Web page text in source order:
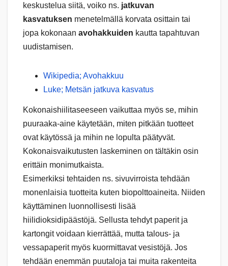
keskustelua siitä, voiko ns. jatkuvan
kasvatuksen menetelmällä korvata osittain tai
jopa kokonaan avohakkuiden kautta tapahtuvan
uudistamisen.
Wikipedia; Avohakkuu
Luke; Metsän jatkuva kasvatus
Kokonaishiilitaseeseen vaikuttaa myös se, mihin
puuraaka-aine käytetään, miten pitkään tuotteet
ovat käytössä ja mihin ne lopulta päätyvät.
Kokonaisvaikutusten laskeminen on tältäkin osin
erittäin monimutkaista.
Esimerkiksi tehtaiden ns. sivuvirroista tehdään
monenlaisia tuotteita kuten biopolttoaineita. Niiden
käyttäminen luonnollisesti lisää
hiilidioksidipäästöjä. Sellusta tehdyt paperit ja
kartongit voidaan kierrättää, mutta talous- ja
vessapaperit myös kuormittavat vesistöjä. Jos
tehdään enemmän puutaloja tai muita rakenteita